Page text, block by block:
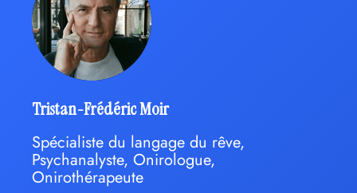
Tristan-Frédéric Moir
Spécialiste du langage du rêve,
Psychanalyste, Onirologue,
Onirothérapeute